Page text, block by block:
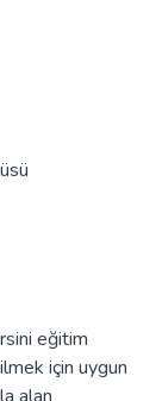
eğitim
için uygun